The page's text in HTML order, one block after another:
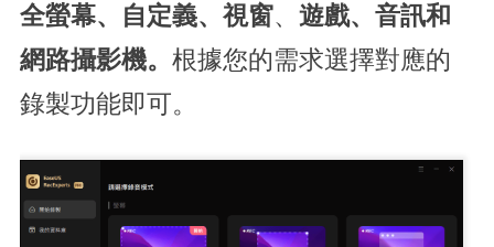
全螢幕、自定義、 視窗、 遊戲、音訊和
網路攝影機。 根據您的需求選擇對應的
錄製功能即可。